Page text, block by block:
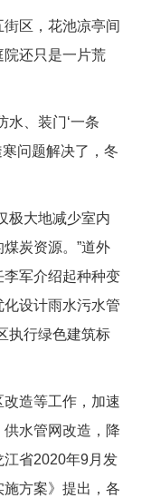
区，花池凉亭间
还只是一片荒
、装门‘一条
寒问题解决了，冬
大地减少室内
炭资源。”道外
李军介绍起种种变
设计雨水污水管
执行绿色建筑标
造等工作，加速
水管网改造，降
省2020年9月发
方案》提出，各